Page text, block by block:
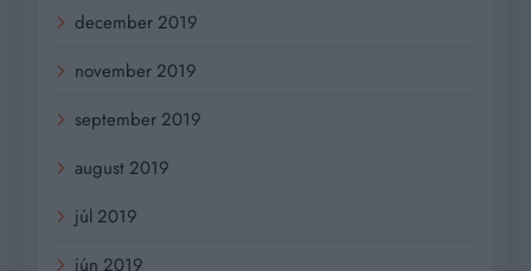
december 2019
november 2019
september 2019
august 2019
júl 2019
jún 2019